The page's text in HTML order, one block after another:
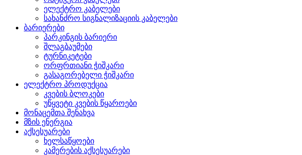
ელექტრო კაბელები
სახანძრო სიგნალიზაციის კაბელები
ბარიერები
პარკინგის ბარიერი
შლაგბაუმები
ტურნიკეტები
ორფრთიანი ჭიშკარი
გასაგორებელი ჭიშკარი
ელექტრო პროდუქცია
კვების ბლოკები
უწყვეტი კვების წყაროები
მონაცემთა შენახვა
მზის ენერგია
აქსესუარები
ხელსაწყოები
კამერების აქსესუარები